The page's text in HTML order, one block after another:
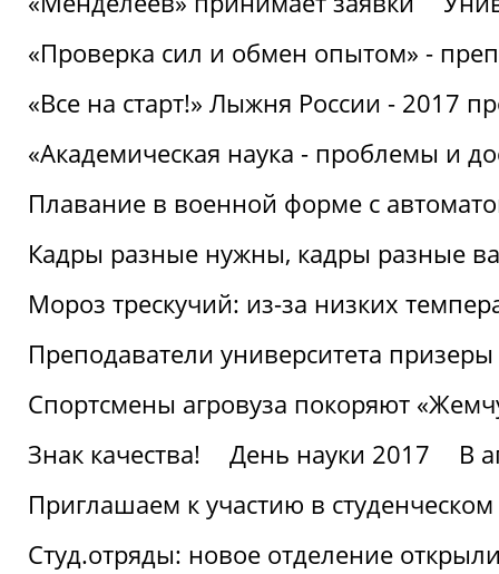
«Проверка сил и обмен опытом» -
«Все на старт!» Лыжня России - 2017
«Академическая наука - проблемы и
Плавание в военной форме с
Кадры разные нужны, кадры разные
Мороз трескучий: из-за низких
Преподаватели университета
Спортсмены агровуза покоряют
Знак качества!
День науки 2017
В
Приглашаем к участию в
Студ.отряды: новое отделение